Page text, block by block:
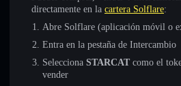
directamente en la cartera Solflare:
Abre Solflare (aplicación móvil o
Entra en la pestaña de Intercambio
Selecciona STARCAT como el
vender